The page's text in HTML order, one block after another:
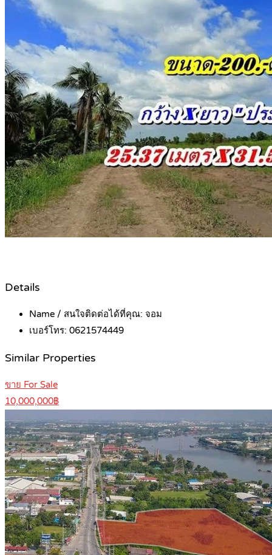
Details
Name / สนใจติดต่อได้ที่คุณ: จอม
เบอร์โทร: 0621574449
Similar Properties
ขาย For Sale
10,000,000฿